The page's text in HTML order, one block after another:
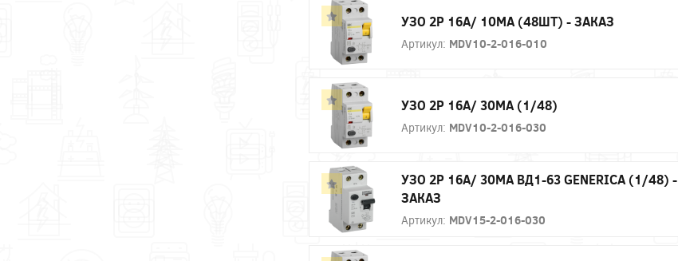
УЗО 2P 16А/ 10МА (48ШТ) - ЗАКАЗ
Артикул: MDV10-2-016-010
УЗО 2P 16А/ 30МА (1/48)
Артикул: MDV10-2-016-030
УЗО 2P 16А/ 30МА ВД1-63 GENERICA (1/48) -
ЗАКАЗ
Артикул: MDV15-2-016-030